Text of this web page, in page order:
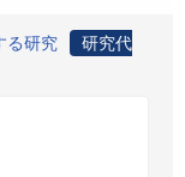
る研究
研究代